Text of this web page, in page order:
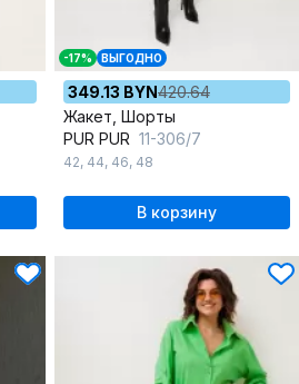
-17% ВЫГОДНО
349.13 BYN420.64
Жакет, Шорты
PUR PUR 11-306/7
42, 44, 46, 48
В корзину